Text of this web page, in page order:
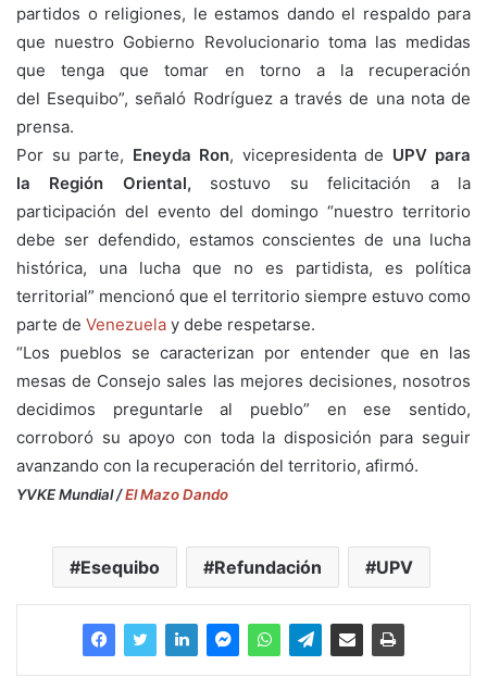
partidos o religiones, le estamos dando el respaldo para
que nuestro Gobierno Revolucionario toma las medidas
que tenga que tomar en torno a la recuperación
del Esequibo”, señaló Rodríguez a través de una nota de
prensa.
Por su parte, Eneyda Ron, vicepresidenta de UPV para
la Región Oriental, sostuvo su felicitación a la
participación del evento del domingo “nuestro territorio
debe ser defendido, estamos conscientes de una lucha
histórica, una lucha que no es partidista, es política
territorial” mencionó que el territorio siempre estuvo como
parte de Venezuela y debe respetarse.
“Los pueblos se caracterizan por entender que en las
mesas de Consejo sales las mejores decisiones, nosotros
decidimos preguntarle al pueblo” en ese sentido,
corroboró su apoyo con toda la disposición para seguir
avanzando con la recuperación del territorio, afirmó.
YVKE Mundial /El Mazo Dando
Esequibo Refundación UPV